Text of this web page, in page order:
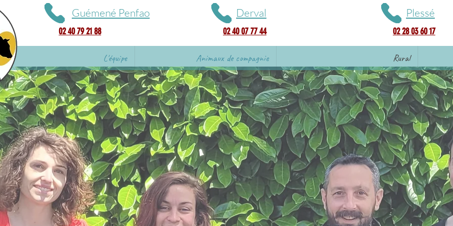
Guémené Penfao Derval Plessé
02 40 79 21 88 02 40 07 77 44 02 28 03 60 17
L'équipe Animaux de compagnie Rural